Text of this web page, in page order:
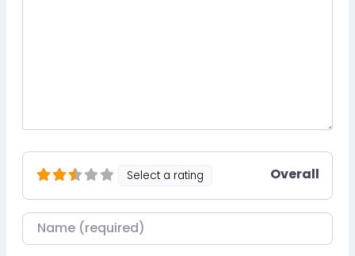
Select a rating Overall
Nom